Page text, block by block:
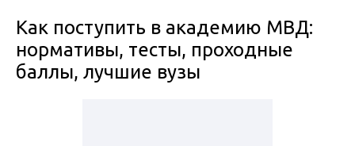
Как поступить в академию МВД:
нормативы, тесты, проходные
баллы, лучшие вузы